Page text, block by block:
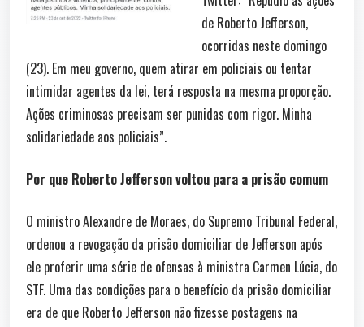
de Roberto Jefferson,
ocorridas neste domingo
(23). Em meu governo, quem atirar em policiais ou tentar
intimidar agentes da lei, terá resposta na mesma proporção.
Ações criminosas precisam ser punidas com rigor. Minha
solidariedade aos policiais”.
Por que Roberto Jefferson voltou para a prisão comum
O ministro Alexandre de Moraes, do Supremo Tribunal Federal,
ordenou a revogação da prisão domiciliar de Jefferson após
ele proferir uma série de ofensas à ministra Carmen Lúcia, do
STF. Uma das condições para o benefício da prisão domiciliar
era de que Roberto Jefferson não fizesse postagens na